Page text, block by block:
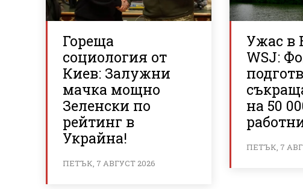
Гореща
социология от
Киев: Залужни
мачка мощно
Зеленски по
рейтинг в
Украйна!
ПЕТЪК, 7 АВГУСТ 2026
Ужас в
WSJ:
на 50
ПЕТЪК, 7